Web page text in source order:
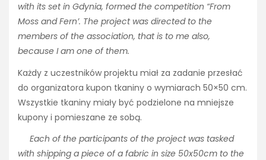
with its set in Gdynia, formed the competition “From
Moss and Fern’. The project was directed to the
members of the association, that is to me also,
because I am one of them.
Każdy z uczestników projektu miał za zadanie przesłać
do organizatora kupon tkaniny o wymiarach 50×50 cm.
Wszystkie tkaniny miały być podzielone na mniejsze
kupony i pomieszane ze sobą.
Each of the participants of the project was tasked
with shipping a piece of a fabric in size 50x50cm to the